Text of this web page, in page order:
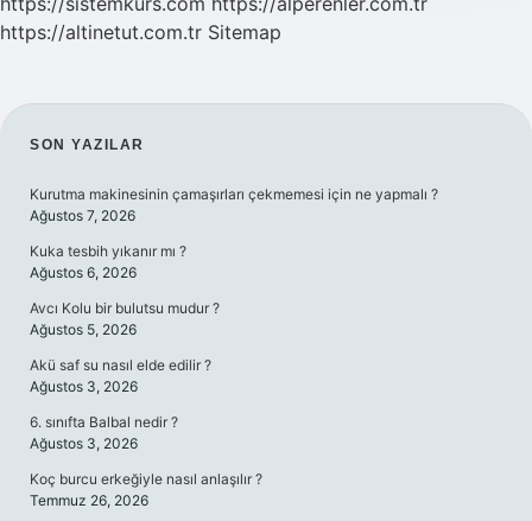
https://altinetut.com.tr Sitemap
SIDEBAR
SON YAZILAR
Kurutma makinesinin çamaşırları çekmemesi için ne yapmalı ?
Ağustos 7, 2026
Kuka tesbih yıkanır mı ?
Ağustos 6, 2026
Avcı Kolu bir bulutsu mudur ?
Ağustos 5, 2026
Akü saf su nasıl elde edilir ?
Ağustos 3, 2026
6. sınıfta Balbal nedir ?
Ağustos 3, 2026
Koç burcu erkeğiyle nasıl anlaşılır ?
Temmuz 26, 2026